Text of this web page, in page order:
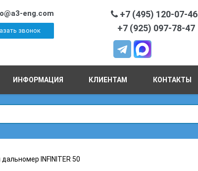
eng.com
звонок
+7 (495) 120-07-46
+7 (925) 097-78-47
ИНФОРМАЦИЯ КЛИЕНТАМ КОНТАКТЫ
INFINITER 50